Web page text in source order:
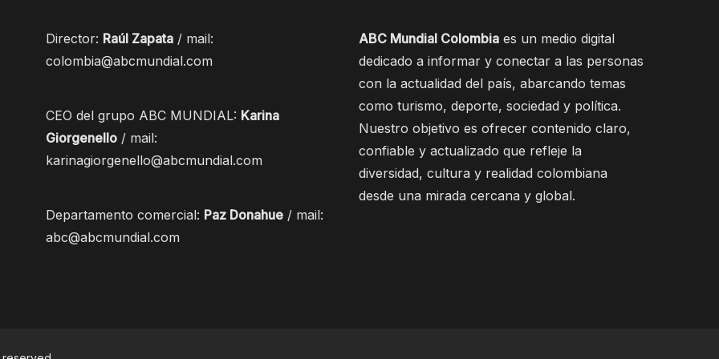
Director: Raúl Zapata/ mail:
colombia@abcmundial.com
CEO del grupo ABC MUNDIAL: Karina
Giorgenello/ mail:
karinagiorgenello@abcmundial.com
Departamento comercial: Paz Donahue/ mail:
abc@abcmundial.com
ABC Mundial Colombia es un medio digital
dedicado a informar y conectar a las personas
con la actualidad del país, abarcando temas
como turismo, deporte, sociedad y política.
Nuestro objetivo es ofrecer contenido claro,
confiable y actualizado que refleje la
diversidad, cultura y realidad colombiana
desde una mirada cercana y global.